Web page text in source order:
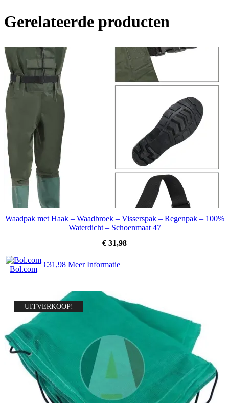
Gerelateerde producten
Waadpak met Haak – Waadbroek – Visserspak – Regenpak – 100%
Waterdicht – Schoenmaat 47
€ 31,98
Bol.com
€31,98 Meer Informatie
UITVERKOOP!